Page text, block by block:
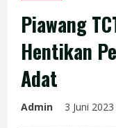
Piawang
Hentikan
Adat
Admin 3 Juni 2023